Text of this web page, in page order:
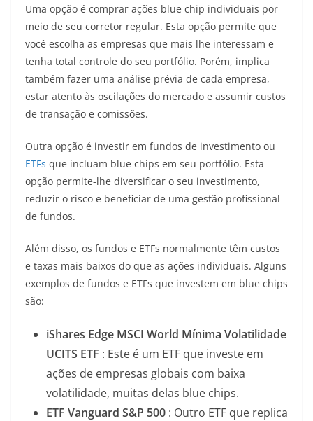
Uma opção é comprar ações blue chip individuais por
meio de seu corretor regular. Esta opção permite que
você escolha as empresas que mais lhe interessam e
tenha total controle do seu portfólio. Porém, implica
também fazer uma análise prévia de cada empresa,
estar atento às oscilações do mercado e assumir custos
de transação e comissões.
Outra opção é investir em fundos de investimento ou
ETFs que incluam blue chips em seu portfólio. Esta
opção permite-lhe diversificar o seu investimento,
reduzir o risco e beneficiar de uma gestão profissional
de fundos.
Além disso, os fundos e ETFs normalmente têm custos
e taxas mais baixos do que as ações individuais. Alguns
exemplos de fundos e ETFs que investem em blue chips
são:
iShares Edge MSCI World Mínima Volatilidade
UCITS ETF : Este é um ETF que investe em
ações de empresas globais com baixa
volatilidade, muitas delas blue chips.
ETF Vanguard S&P 500 : Outro ETF que replica